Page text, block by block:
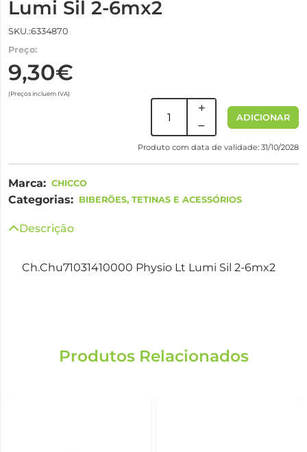
Lumi Sil 2-6mx2
SKU.:6334870
Preço:
9,30€
(Preços incluem IVA)
ADICIONAR
Produto com data de validade: 31/10/2028
Marca: CHICCO
Categorias: BIBERÕES, TETINAS E ACESSÓRIOS
Descrição
Ch.Chu71031410000 Physio Lt Lumi Sil 2-6mx2
Produtos Relacionados